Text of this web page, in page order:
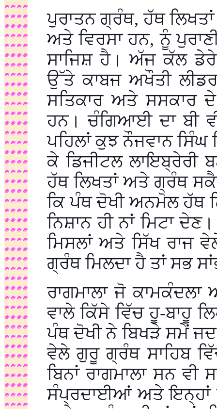
ਪੁਰਾਤਨ ਗ੍ਰੰਥ, ਹੱਥ ਲਿਖਤਾਂ
ਅਤੇ ਵਿਰਸਾ ਹਨ, ਨੂੰ
ਸਾਜਿਸ਼ ਹੈ। ਅੱਜ ਕੱਲ
ਉੱਤੇ ਕਾਬਜ ਅਖੌਤੀ
ਸਤਿਕਾਰ ਅਤੇ ਸਸਕਾਰ
ਹਨ। ਚੰਗਿਆਈ ਦਾ ਬੀ
ਪਹਿਲਾਂ ਕੁਝ ਨੌਜਵਾਨ
ਕੇ ਡਿਜੀਟਲ ਲਾਇਬ੍ਰੇਰੀ
ਹੱਥ ਲਿਖਤਾਂ ਅਤੇ ਗ੍ਰੰਥ
ਕਿ ਪੰਥ ਦੋਖੀ ਅਨਮੋਲ ਹੱਥ
ਨਿਸ਼ਾਨ ਹੀ ਨਾਂ ਮਿਟਾ
ਮਿਸਲਾਂ ਅਤੇ ਸਿੱਖ ਰਾਜ
ਗ੍ਰੰਥ ਮਿਲਦਾ ਹੈ ਤਾਂ ਸਭ
ਰਾਗਮਾਲਾ ਜੋ
ਵਾਲੇ ਕਿੱਸੇ ਵਿੱਚ ਹੂ-ਬਾਹੂ
ਪੰਥ ਦੋਖੀ ਨੇ ਬਿਖੜੇ ਸਮੇਂ
ਵੇਲੇ ਗੁਰੂ ਗ੍ਰੰਥ ਸਾਹਿਬ
ਬਿਨਾਂ ਰਾਗਮਾਲਾ ਸਨ
ਸੰਪ੍ਰਦਾਈਆਂ ਅਤੇ ਇਨ੍ਹਾਂ